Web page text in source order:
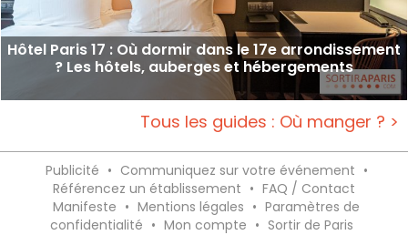
Hôtel Paris 17 : Où dormir dans le 17e arrondissement
? Les hôtels, auberges et hébergements
Tous les guides : Où manger ? >
Publicité • Communiquez sur votre événement •
Référencez un établissement • FAQ / Contact
Manifeste • Mentions légales • Paramètres de
confidentialité • Mon compte • Sortir de Paris